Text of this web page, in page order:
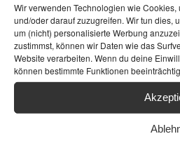
Wir verwenden Technologien wie
und/oder darauf zuzugreifen. Wir tun dies,
um (nicht) personalisierte Werbung
zustimmst, können wir Daten wie das
Website verarbeiten. Wenn du deine
können bestimmte Funktionen
THORENS TTP
2000
14. August 2017
Ja ja, Größe ist
auf die Technik
öfteren aber
Geschlecht
Nebensatz,